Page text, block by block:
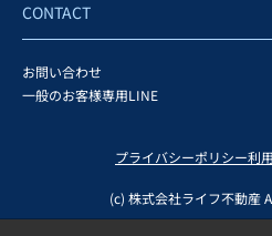
CONTACT
お問い合わせ
一般のお客様専用LINE
プライバシーポリシー利
(c) 株式会社ライフ不動産